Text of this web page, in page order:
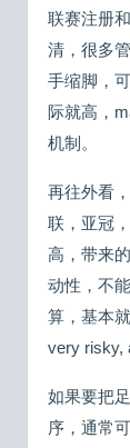
联赛注册
清，很多
手缩脚，
际就高，
机制。
再往外看
联，亚冠
高，带来
动性，不
算，基本
very risky,
如果要把
序，通常